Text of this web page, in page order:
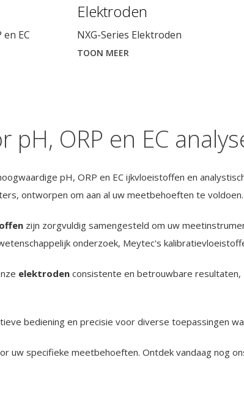
EC
Elektroden
NXG-Series Elektroden
TOON MEER
pH, ORP en EC
pH, ORP en EC ijkvloeistoffen en
ontworpen om aan al uw meetbehoeften te voldoen.
zijn zorgvuldig samengesteld om uw
onderzoek, Meytec's
elektroden consistente en betrouwbare resultaten,
bediening en precisie voor diverse toepassingen
uw specifieke meetbehoeften. Ontdek vandaag nog